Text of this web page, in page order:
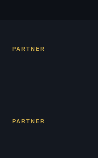
PARTNER
PARTNER